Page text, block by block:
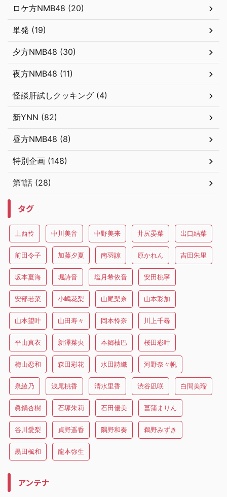
ロケ方NMB48 (20)
単発 (19)
夕方NMB48 (30)
夜方NMB48 (11)
怪談肝試しクッキング (4)
新YNN (82)
昼方NMB48 (8)
特別企画 (148)
第1話 (28)
タグ
上西怜 中川美音 中野美来 井尻晏菜 出口結菜
前田令子 加藤夕夏 南羽諒 原かれん 吉田朱里
坂本夏海 堀詩音 塩月希依音 安田桃寧
安部若菜 小嶋花梨 山尾梨奈 山本彩加
山本望叶 山田寿々 岡本怜奈 川上千尋
平山真衣 新澤菜央 本郷柚巴 桜田彩叶
梅山恋和 森田彩花 水田詩織 河野奈々帆
泉綾乃 浅尾桃香 清水里香 渋谷凪咲 白間美瑠
眞鍋杏樹 石塚朱莉 石田優美 菖蒲まりん
谷川愛梨 貞野遥香 隅野和奏 鵜野みずき
黒田楓和 龍本弥生
アンテナ